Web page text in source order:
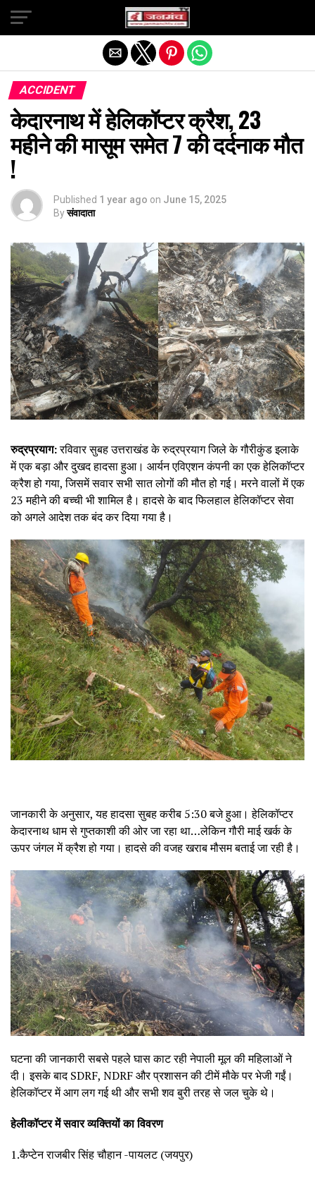
ACCIDENT
केदारनाथ में हेलिकॉप्टर क्रैश, 23
महीने की मासूम समेत 7 की दर्दनाक मौत
!
Published 1 year ago on June 15, 2025
Byसंवादाता
रुद्रप्रयाग:रविवार सुबह उत्तराखंड के रुद्रप्रयाग जिले के गौरीकुंड इलाके
में एक बड़ा और दुखद हादसा हुआ। आर्यन एविएशन कंपनी का एक हेलिकॉप्टर
क्रैश हो गया, जिसमें सवार सभी सात लोगों की मौत हो गई। मरने वालों में एक
23 महीने की बच्ची भी शामिल है। हादसे के बाद फिलहाल हेलिकॉप्टर सेवा
को अगले आदेश तक बंद कर दिया गया है।
जानकारी के अनुसार, यह हादसा सुबह करीब 5:30 बजे हुआ। हेलिकॉप्टर
केदारनाथ धाम से गुप्तकाशी की ओर जा रहा था…लेकिन गौरी माई खर्क के
ऊपर जंगल में क्रैश हो गया। हादसे की वजह खराब मौसम बताई जा रही है।
घटना की जानकारी सबसे पहले घास काट रही नेपाली मूल की महिलाओं ने
दी। इसके बाद SDRF, NDRF और प्रशासन की टीमें मौके पर भेजी गईं।
हेलिकॉप्टर में आग लग गई थी और सभी शव बुरी तरह से जल चुके थे।
हेलीकॉप्टर में सवार व्यक्तियों का विवरण
1.कैप्टेन राजबीर सिंह चौहान -पायलट (जयपुर)
Exit mobile version